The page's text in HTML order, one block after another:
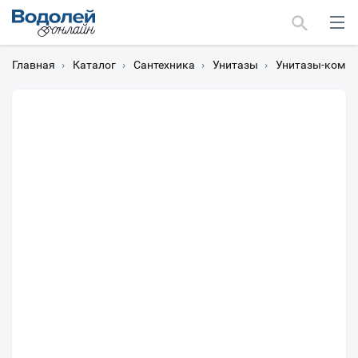
Главная › Каталог › Сантехника › Унитазы › Унитазы-